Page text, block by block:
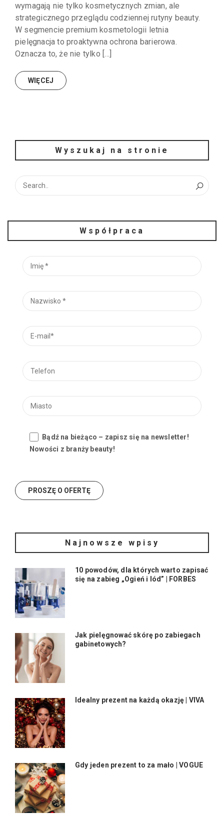
wymagają nie tylko kosmetycznych zmian, ale
strategicznego przeglądu codziennej rutyny beauty.
W segmencie premium kosmetologii letnia
pielęgnacja to proaktywna ochrona barierowa.
Oznacza to, że nie tylko […]
WIĘCEJ
Wyszukaj na stronie
Współpraca
Bądź na bieżąco – zapisz się na newsletter!
Nowości z branży beauty!
Najnowsze wpisy
10 powodów, dla których warto zapisać
się na zabieg „Ogień i lód” | FORBES
Jak pielęgnować skórę po zabiegach
gabinetowych?
Idealny prezent na każdą okazję | VIVA
Gdy jeden prezent to za mało | VOGUE